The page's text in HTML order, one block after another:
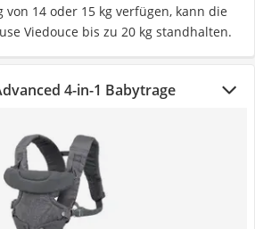
14 oder 15 kg verfügen, kann die
Viedouce bis zu 20 kg standhalten.
4-in-1 Babytrage